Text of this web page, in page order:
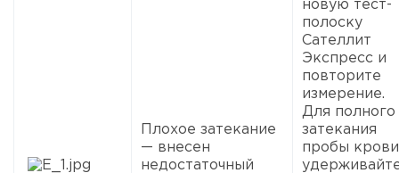
Плохое затекание
— внесен
недостаточный
новую тест-
полоску
Сателлит
Экспресс и
повторите
измерение.
Для полного
затекания
пробы крови